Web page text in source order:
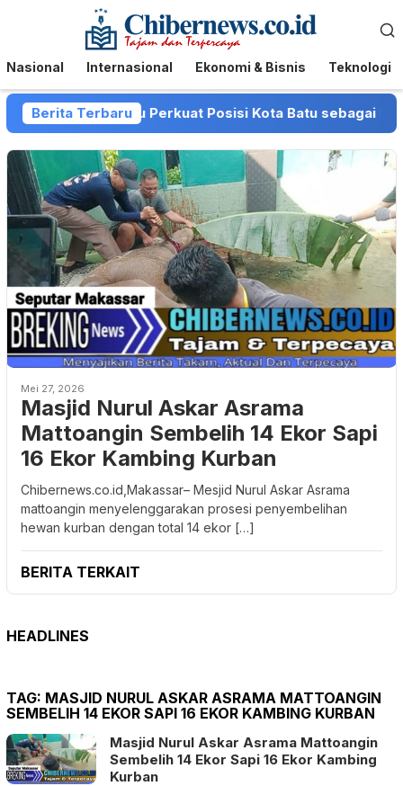
Menu
Mobile
Nasional Internasional Ekonomi & Bisnis Teknologi
Berita Terbaru
Pemkot Batu Perkuat Posisi Kota Batu sebagai
Mei 27, 2026
Masjid Nurul Askar Asrama
Mattoangin Sembelih 14 Ekor Sapi
16 Ekor Kambing Kurban
Chibernews.co.id,Makassar– Mesjid Nurul Askar Asrama
mattoangin menyelenggarakan prosesi penyembelihan
hewan kurban dengan total 14 ekor […]
BERITA TERKAIT
HEADLINES
TAG: MASJID NURUL ASKAR ASRAMA MATTOANGIN
SEMBELIH 14 EKOR SAPI 16 EKOR KAMBING KURBAN
Masjid Nurul Askar Asrama Mattoangin
Sembelih 14 Ekor Sapi 16 Ekor Kambing
Kurban